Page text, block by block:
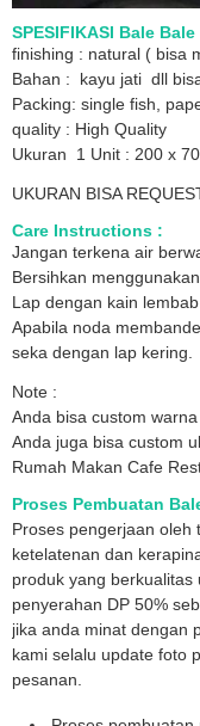
SPESIFIKASI Bale
finishing : natural ( bisa
Bahan : kayu jati dll
Packing: single fish,
quality : High Quality
Ukuran 1 Unit : 200 x
UKURAN BISA
Care Instructions :
Jangan terkena air
Bersihkan
Lap dengan kain
Apabila noda
seka dengan lap kering.
Note :
Anda bisa custom
Anda juga bisa custom
Rumah Makan Cafe
Proses Pembuatan
Proses pengerjaan oleh
ketelatenan dan
produk yang
penyerahan DP 50%
jika anda minat dengan
kami selalu update foto
pesanan.